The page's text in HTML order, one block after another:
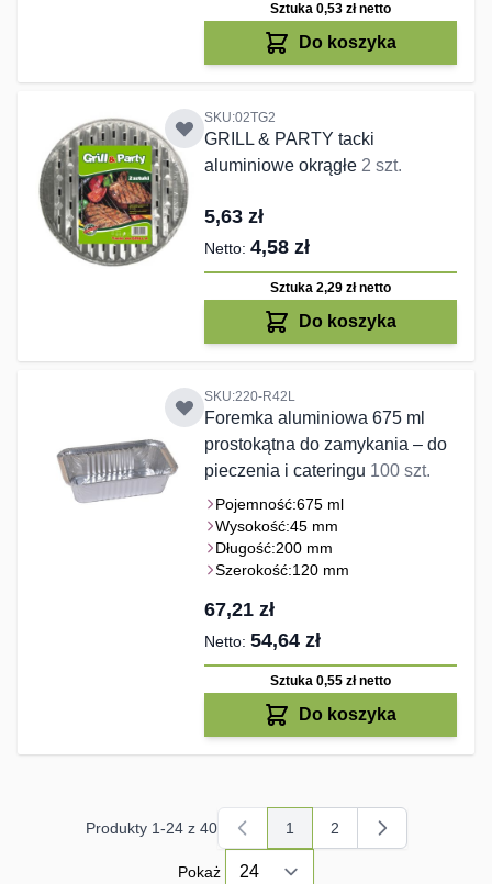
Sztuka 0,53 złnetto
Do koszyka
SKU:02TG2
GRILL & PARTY tacki
aluminiowe okrągłe 2 szt.
5,63 zł
4,58 zł
Sztuka 2,29 złnetto
Do koszyka
SKU:220-R42L
Foremka aluminiowa 675 ml
prostokątna do zamykania – do
pieczenia i cateringu 100 szt.
Pojemność:675 ml
Wysokość:45 mm
Długość:200 mm
Szerokość:120 mm
67,21 zł
54,64 zł
Sztuka 0,55 złnetto
Do koszyka
Produkty 1-24z 40
Aktualnie czytasz stronę
1
Strona
2
Pokaż